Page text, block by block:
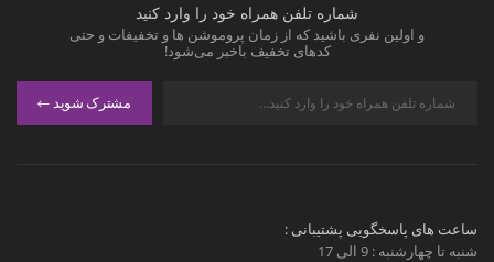
شماره تلفن همراه خود را وارد کنید
و اولین نفری باشید که از زمان پروموشن ها و تخفیفات و حتی
کدهای تخفیف باخبر می‌شود!
مشترک شوید
ساعت های پاسخگویی پشتیبانی :
شنبه تا چهارشنبه : 9 الی 17